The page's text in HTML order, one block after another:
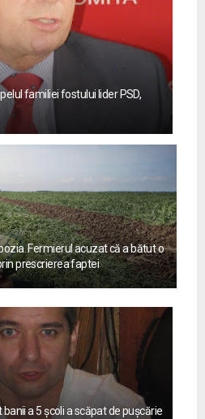
familiei fostului lider PSD,
Fermierul acuzat că a bătut o
prescrierea faptei
a 5 școli a scăpat de pușcărie